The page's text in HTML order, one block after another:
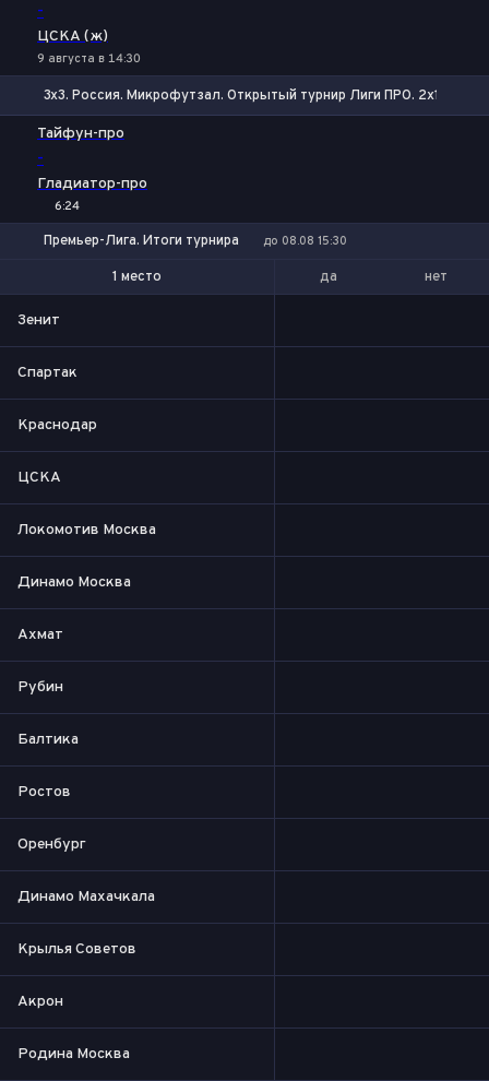
-
ЦСКА (ж)
9 августа в 14:30
3x3. Россия. Микрофутзал. Открытый турнир Лиги ПРО. 2х10 мин.
Тайфун-про
-
Гладиатор-про
6:24
Премьер-Лига. Итоги турнира до 08.08 15:30
1 место 1-2 место
да нет
Зенит
Спартак
Краснодар
ЦСКА
Локомотив Москва
Динамо Москва
Ахмат
Рубин
Балтика
Ростов
Оренбург
Динамо Махачкала
Крылья Советов
Акрон
Родина Москва